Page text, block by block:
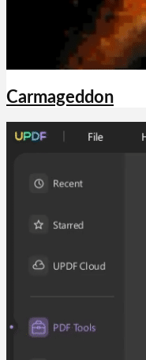
Carmageddon